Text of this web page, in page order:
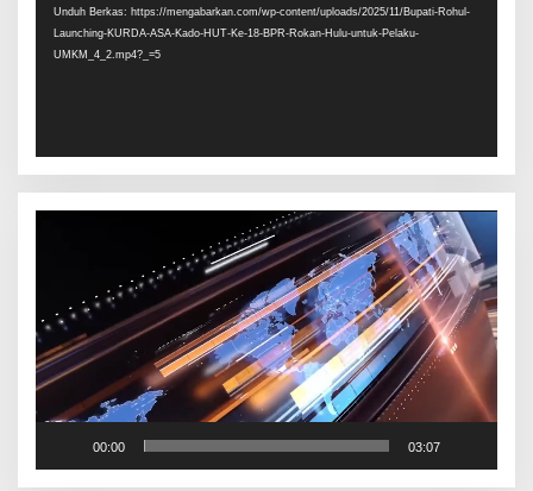
Unduh Berkas: https://mengabarkan.com/wp-content/uploads/2025/11/Bupati-Rohul-
Launching-KURDA-ASA-Kado-HUT-Ke-18-BPR-Rokan-Hulu-untuk-Pelaku-
UMKM_4_2.mp4?_=5
00:00 03:07